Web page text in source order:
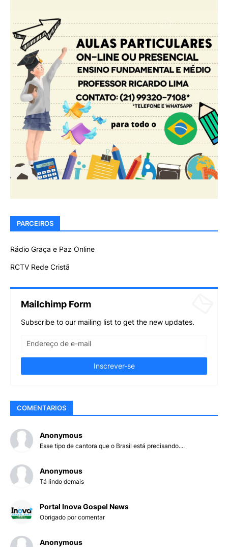
PARCEIROS
Rádio Graça e Paz Online
RCTV Rede Cristã
Mailchimp Form
Subscribe to our mailing list to get the new updates.
COMENTARIOS
Anonymous
Esse tipo de cantora que o Brasil está precisando....
Anonymous
Tá lindo demais
Portal Inova Gospel News
Obrigado por comentar
Anonymous